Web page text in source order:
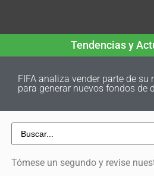
Tendencias y
FIFA analiza vender parte de su
para generar nuevos fondos de
Tómese un segundo y revise